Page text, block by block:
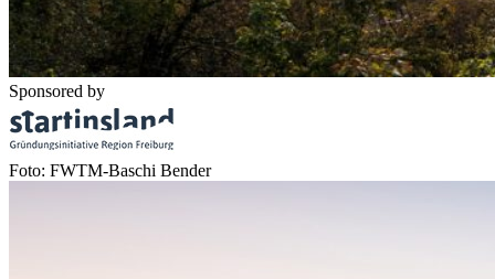
Sponsored by
Foto: FWTM-Baschi Bender